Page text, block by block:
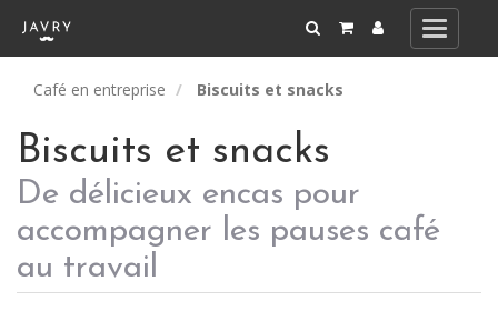
Toggle
Café en entreprise
Biscuits et snacks
Biscuits et snacks
De délicieux encas pour
accompagner les pauses café
au travail